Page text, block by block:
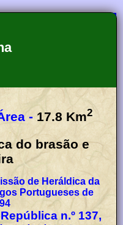
- 17.8 Km2
e
n.º 137,